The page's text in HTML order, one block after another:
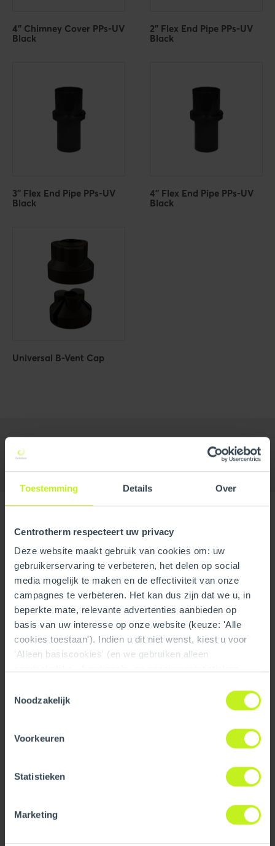
Toestemming Details Over
Centrotherm respecteert uw privacy
Deze website maakt gebruik van cookies om: uw
gebruikerservaring te verbeteren, het delen op social
media mogelijk te maken en de effectiviteit van onze
campagnes te verbeteren. Het kan dus zijn dat we u, in
beperkte mate, relevante advertenties aanbieden op
basis van uw interesse op onze website (keuze: 'Alle
cookies toestaan'). Indien u dit niet wenst, kiest u voor
'Alleen basiscookies' (en we gebruiken alleen
De 'Details tonen' knop geeft per categorie een korte
uitleg. Op onze privacy statementpagina vindt u nadere
informatie. Op deze pagina kunt u tevens uw keuze
ongedaan maken.
Noodzakelijk
Voorkeuren
Statistieken
Marketing
4'' Chimney Cover PPs-UV
Black
2'' Flex End Pipe PPs-UV
Black
3'' Flex End Pipe PPs-UV
Black
4'' Flex End Pipe PPs-UV
Black
Universal B-Vent Cap
Need Help Choosing?
Our customer service team is here to help. If you’d like
in touch.